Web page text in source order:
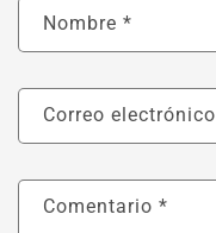
Nombre *
Correo electrónico
Comentario *